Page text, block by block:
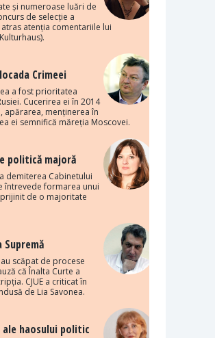
și numeroase luări de
de selecție a
atenția comentariile lui
Crimeei
a fost prioritatea
Cucerirea ei în 2014
apărarea, menținerea în
ei semnifică măreția Moscovei.
politică majoră
demiterea Cabinetului
întrevede formarea unui
de o majoritate
Supremă
scăpat de procese
că Înalta Curte a
CJUE a criticat în
de Lia Savonea.
haosului politic